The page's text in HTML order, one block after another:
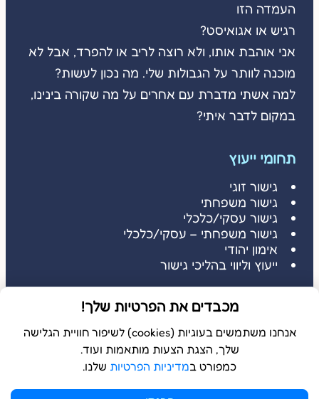
העמדה הזו
רגיש או אגואיסט?
אני אוהבת אותו, ולא רוצה לריב או להפרד, אבל לא
מוכנה לוותר על הגבולות שלי. מה נכון לעשות?
למה אשתי מדברת עם אחרים על מה שקורה בינינו,
במקום לדבר איתי?
תחומי ייעוץ
גישור זוגי
גישור משפחתי
גישור עסקי/כלכלי
גישור משפחתי – עסקי/כלכלי
אימון יהודי
ייעוץ וליווי בהליכי גישור
דברו איתי
דברו איתי: 052-3686485
שלחו הודעה: 052-3686485
מכבדים את הפרטיות שלך!
אנחנו משתמשים בעוגיות (cookies) לשיפור חוויית הגלישה
שלך, הצגת הצעות מותאמות ועוד.
כמפורט במדיניות הפרטיות שלנו.